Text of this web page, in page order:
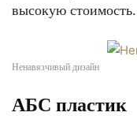
высокую стоимость.
Ненавязчивый дизайн
АБС пластик